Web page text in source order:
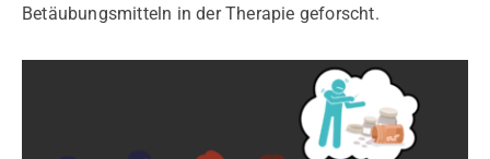
Betäubungsmitteln in der Therapie geforscht.